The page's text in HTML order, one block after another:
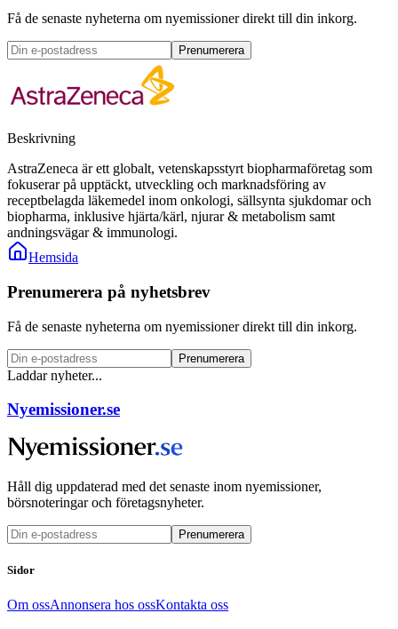
Få de senaste nyheterna om nyemissioner direkt till din inkorg.
Prenumerera
Beskrivning
AstraZeneca är ett globalt, vetenskapsstyrt biopharmaföretag som
fokuserar på upptäckt, utveckling och marknadsföring av
receptbelagda läkemedel inom onkologi, sällsynta sjukdomar och
biopharma, inklusive hjärta/kärl, njurar & metabolism samt
andningsvägar & immunologi.
Hemsida
Prenumerera på nyhetsbrev
Få de senaste nyheterna om nyemissioner direkt till din inkorg.
Prenumerera
Laddar nyheter...
Nyemissioner.se
Håll dig uppdaterad med det senaste inom nyemissioner,
börsnoteringar och företagsnyheter.
Prenumerera
Sidor
Om ossAnnonsera hos ossKontakta oss